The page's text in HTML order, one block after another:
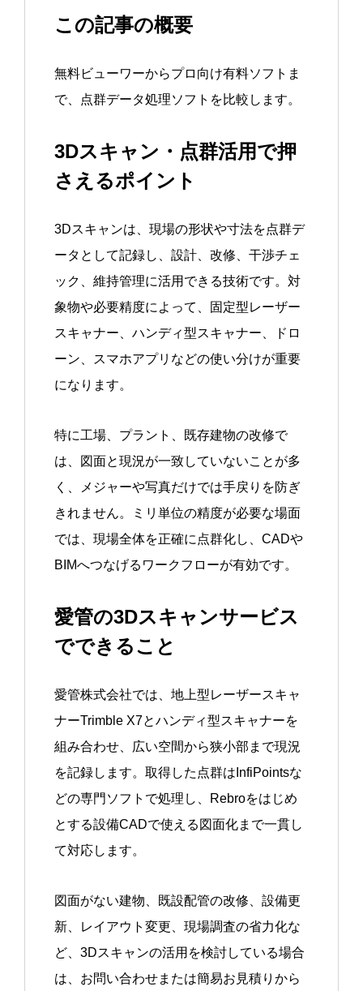
この記事の概要
無料ビューワーからプロ向け有料ソフトま
で、点群データ処理ソフトを比較します。
3Dスキャン・点群活用で押
さえるポイント
3Dスキャンは、現場の形状や寸法を点群デ
ータとして記録し、設計、改修、干渉チェ
ック、維持管理に活用できる技術です。対
象物や必要精度によって、固定型レーザー
スキャナー、ハンディ型スキャナー、ドロ
ーン、スマホアプリなどの使い分けが重要
になります。
特に工場、プラント、既存建物の改修で
は、図面と現況が一致していないことが多
く、メジャーや写真だけでは手戻りを防ぎ
きれません。ミリ単位の精度が必要な場面
では、現場全体を正確に点群化し、CADや
BIMへつなげるワークフローが有効です。
愛管の3Dスキャンサービス
でできること
愛管株式会社では、地上型レーザースキャ
ナーTrimble X7とハンディ型スキャナーを
組み合わせ、広い空間から狭小部まで現況
を記録します。取得した点群はInfiPointsな
どの専門ソフトで処理し、Rebroをはじめ
とする設備CADで使える図面化まで一貫し
て対応します。
図面がない建物、既設配管の改修、設備更
新、レイアウト変更、現場調査の省力化な
ど、3Dスキャンの活用を検討している場合
は、お問い合わせまたは簡易お見積りから